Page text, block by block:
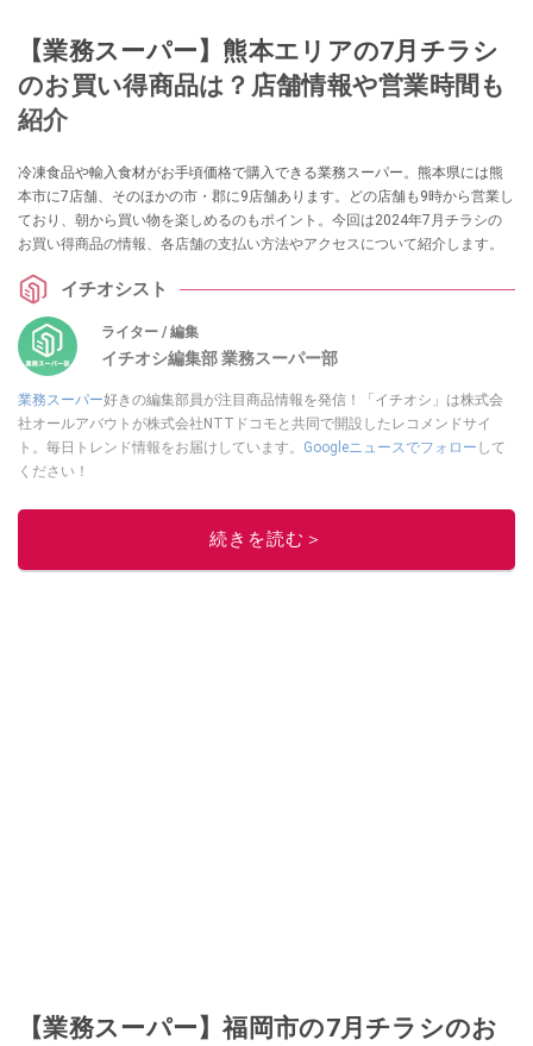
【業務スーパー】熊本エリアの7月チラシ
のお買い得商品は？店舗情報や営業時間も
紹介
冷凍食品や輸入食材がお手頃価格で購入できる業務スーパー。熊本県には熊
本市に7店舗、そのほかの市・郡に9店舗あります。どの店舗も9時から営業し
ており、朝から買い物を楽しめるのもポイント。今回は2024年7月チラシの
お買い得商品の情報、各店舗の支払い方法やアクセスについて紹介します。
イチオシスト
ライター / 編集
イチオシ編集部 業務スーパー部
業務スーパー好きの編集部員が注目商品情報を発信！「イチオシ」は株式会
社オールアバウトが株式会社NTTドコモと共同で開設したレコメンドサイ
ト。毎日トレンド情報をお届けしています。 Googleニュースでフォロー して
ください！
このイチオシストの他の記事を読む
続きを読む＞
【業務スーパー】福岡市の7月チラシのお